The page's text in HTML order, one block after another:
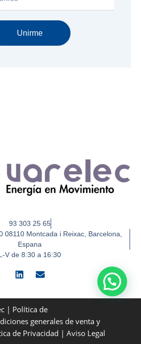
Unirme
93 303 25 65
08110 Montcada i Reixac, Barcelona,
Espana
V de 8:30 a 16:30
L
k
e
d
i
n
E
e
l
o
p
e
| Política de
generales de venta y
de Privacidad | Aviso Legal